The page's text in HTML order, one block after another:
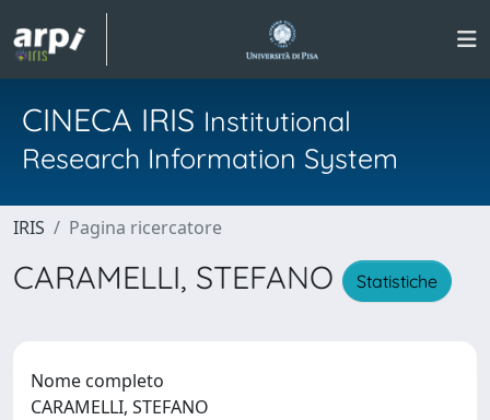
CINECA IRIS Institutional
Research Information System
IRIS Pagina ricercatore
CARAMELLI, STEFANO Statistiche
Nome completo
CARAMELLI, STEFANO